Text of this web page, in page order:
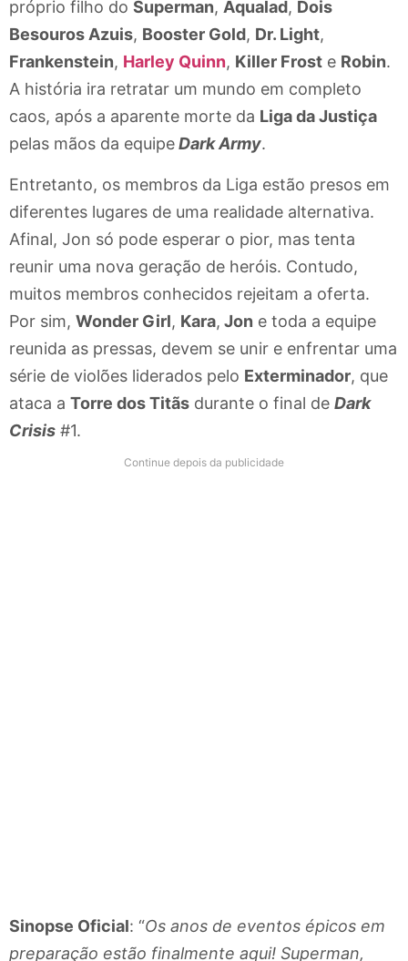
próprio filho do Superman, Aqualad, Dois
Besouros Azuis, Booster Gold, Dr. Light,
Frankenstein, Harley Quinn, Killer Frost e Robin.
A história ira retratar um mundo em completo
caos, após a aparente morte da Liga da Justiça
pelas mãos da equipeDark Army.
Entretanto, os membros da Liga estão presos em
diferentes lugares de uma realidade alternativa.
Afinal, Jon só pode esperar o pior, mas tenta
reunir uma nova geração de heróis. Contudo,
muitos membros conhecidos rejeitam a oferta.
Por sim, Wonder Girl, Kara, Jon e toda a equipe
reunida as pressas, devem se unir e enfrentar uma
série de violões liderados pelo Exterminador, que
ataca a Torre dos Titãs durante o final de Dark
Crisis #1.
Continue depois da publicidade
Sinopse Oficial: “Os anos de eventos épicos em
preparação estão finalmente aqui! Superman,